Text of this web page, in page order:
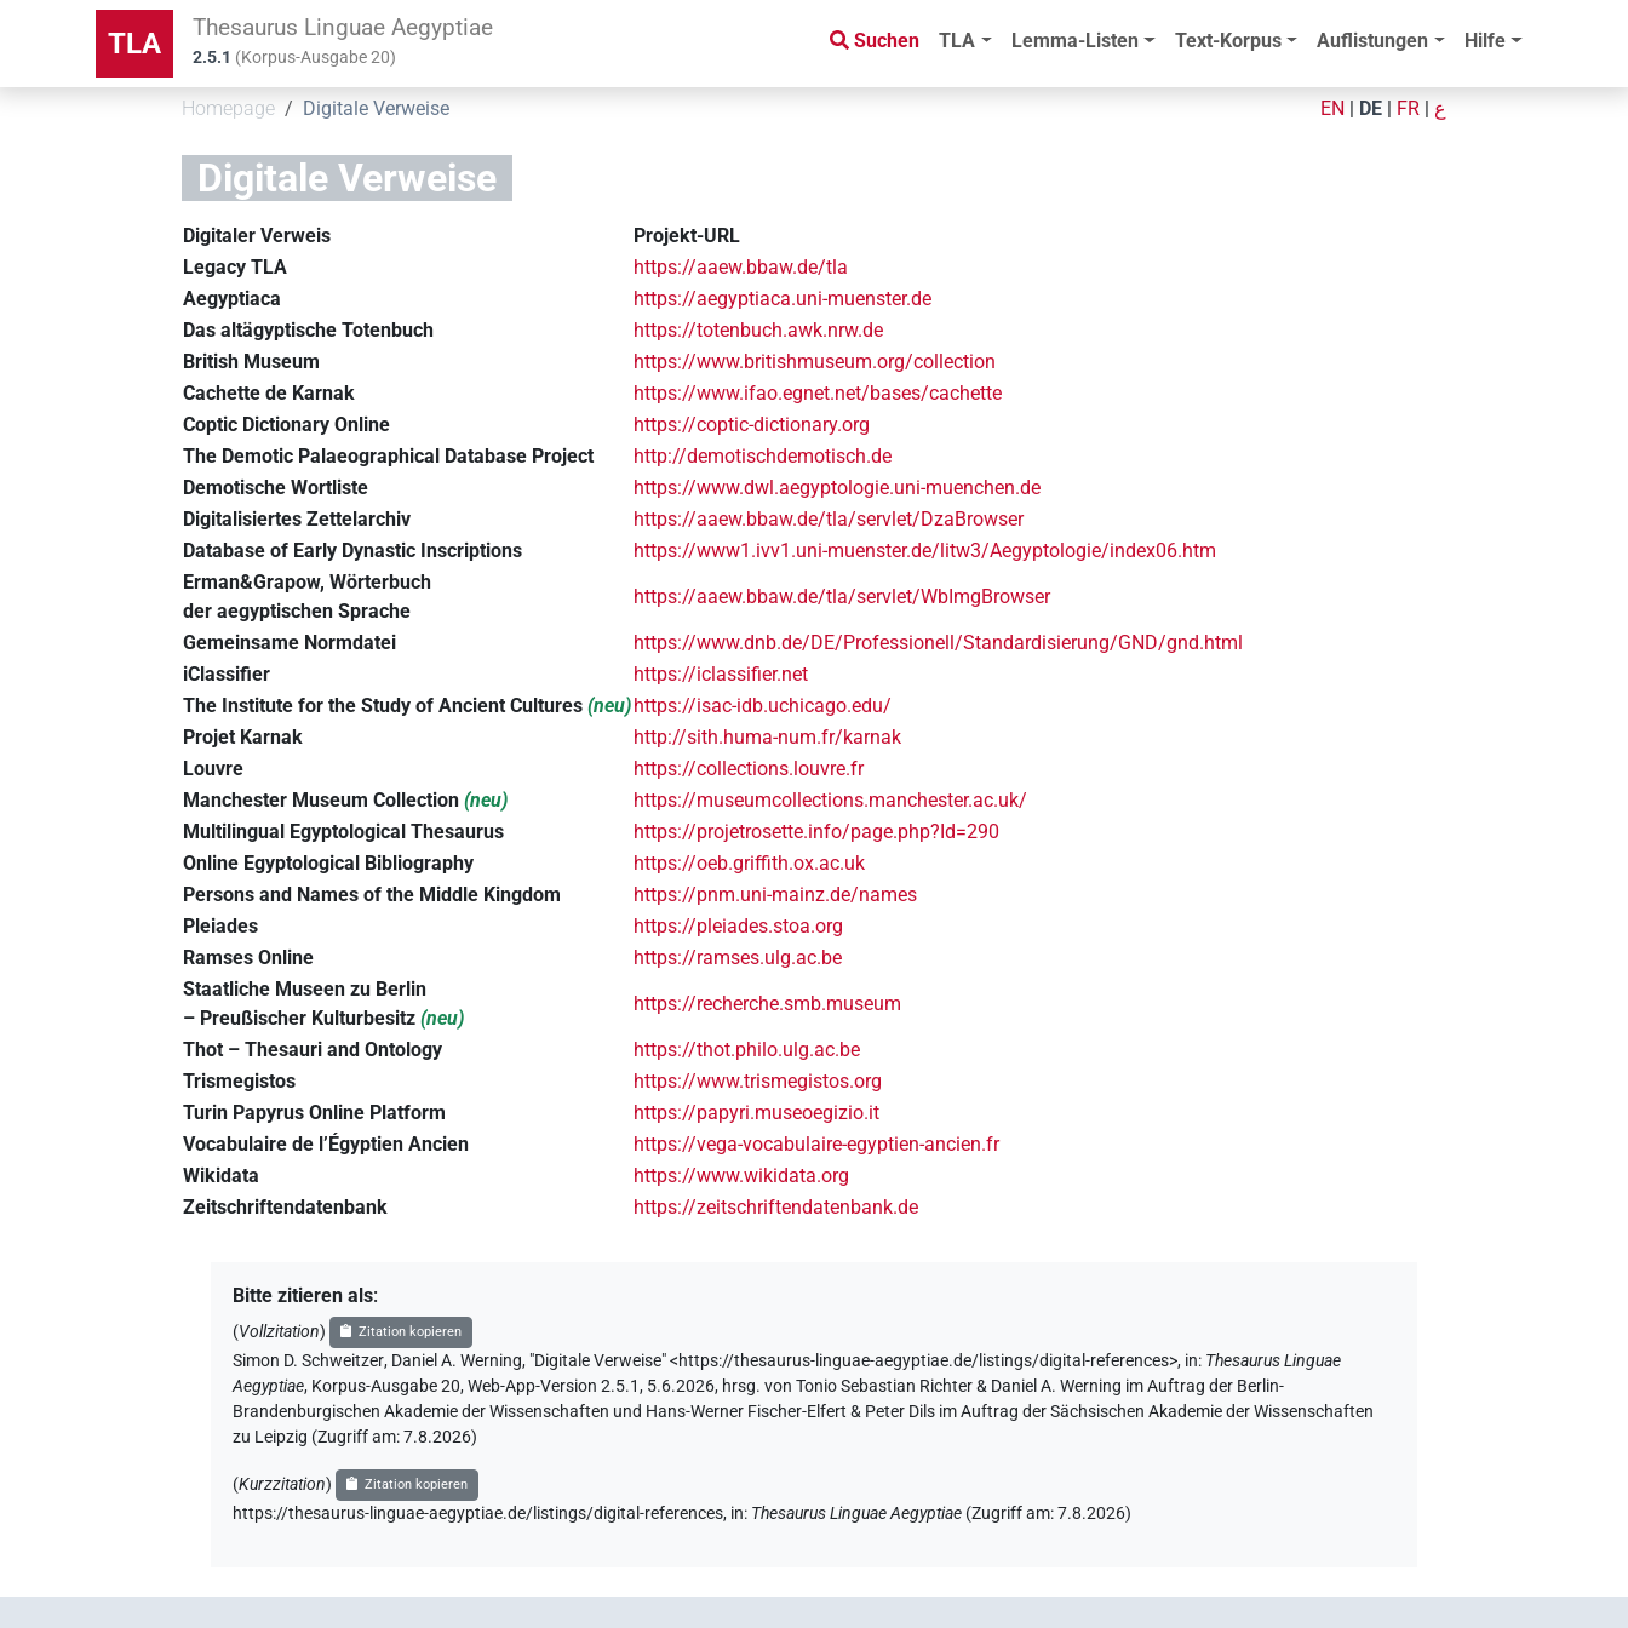
TLA Thesaurus Linguae Aegyptiae
2.5.1 (Korpus-Ausgabe20)
Suchen TLA Lemma-Listen Text-Korpus Auflistungen Hilfe
Homepage Digitale Verweise EN DE FR ع
Digitale Verweise
Digitaler Verweis
Projekt-URL
Legacy TLA
https://aaew.bbaw.de/tla
Aegyptiaca
https://aegyptiaca.uni-muenster.de
Das altägyptische Totenbuch
https://totenbuch.awk.nrw.de
British Museum
https://www.britishmuseum.org/collection
Cachette de Karnak
https://www.ifao.egnet.net/bases/cachette
Coptic Dictionary Online
https://coptic-dictionary.org
The Demotic Palaeographical Database Project
http://demotischdemotisch.de
Demotische Wortliste
https://www.dwl.aegyptologie.uni-muenchen.de
Digitalisiertes Zettelarchiv
https://aaew.bbaw.de/tla/servlet/DzaBrowser
Database of Early Dynastic Inscriptions
https://www1.ivv1.uni-muenster.de/litw3/Aegyptologie/index06.htm
Erman&Grapow, Wörterbuch
der aegyptischen Sprache
https://aaew.bbaw.de/tla/servlet/WbImgBrowser
Gemeinsame Normdatei
https://www.dnb.de/DE/Professionell/Standardisierung/GND/gnd.html
iClassifier
https://iclassifier.net
The Institute for the Study of Ancient Cultures(neu)https://isac-idb.uchicago.edu/
Projet Karnak
http://sith.huma-num.fr/karnak
Louvre
https://collections.louvre.fr
Manchester Museum Collection(neu)
https://museumcollections.manchester.ac.uk/
Multilingual Egyptological Thesaurus
https://projetrosette.info/page.php?Id=290
Online Egyptological Bibliography
https://oeb.griffith.ox.ac.uk
Persons and Names of the Middle Kingdom
https://pnm.uni-mainz.de/names
Pleiades
https://pleiades.stoa.org
Ramses Online
https://ramses.ulg.ac.be
Staatliche Museen zu Berlin
– Preußischer Kulturbesitz(neu)
https://recherche.smb.museum
Thot – Thesauri and Ontology
https://thot.philo.ulg.ac.be
Trismegistos
https://www.trismegistos.org
Turin Papyrus Online Platform
https://papyri.museoegizio.it
Vocabulaire de l’Égyptien Ancien
https://vega-vocabulaire-egyptien-ancien.fr
Wikidata
https://www.wikidata.org
Zeitschriftendatenbank
https://zeitschriftendatenbank.de
Bitte zitieren als:
(Vollzitation) Zitation kopieren
Simon D. Schweitzer, Daniel A. Werning, "Digitale Verweise"<https://thesaurus-linguae-aegyptiae.de/listings/digital-references>, in: Thesaurus Linguae
Aegyptiae, Korpus-Ausgabe 20, Web-App-Version 2.5.1, 5.6.2026, hrsg. von Tonio Sebastian Richter & Daniel A. Werning im Auftrag der Berlin-
Brandenburgischen Akademie der Wissenschaften und Hans-Werner Fischer-Elfert & Peter Dils im Auftrag der Sächsischen Akademie der Wissenschaften
zu Leipzig (Zugriff am:7.8.2026)
(Kurzzitation) Zitation kopieren
https://thesaurus-linguae-aegyptiae.de/listings/digital-references, in: Thesaurus Linguae Aegyptiae (Zugriff am:7.8.2026)